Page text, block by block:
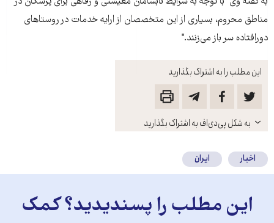
این مطلب را به اشتراک بگذارید
باز
کنید
به شکل پی‌دی‌اف به اشتراک بگذارید
مناطق محروم، بسياری از اين متخصصان از ارايه خدمات در روستاهای
دورافتاده سر باز می‌زنند."
اخبار ایران
این مطلب را پسندیدید؟ کمک